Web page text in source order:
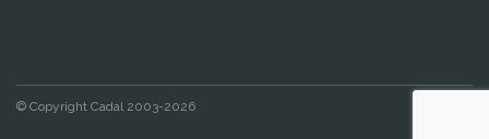
© Copyright Cadal 2003-2026